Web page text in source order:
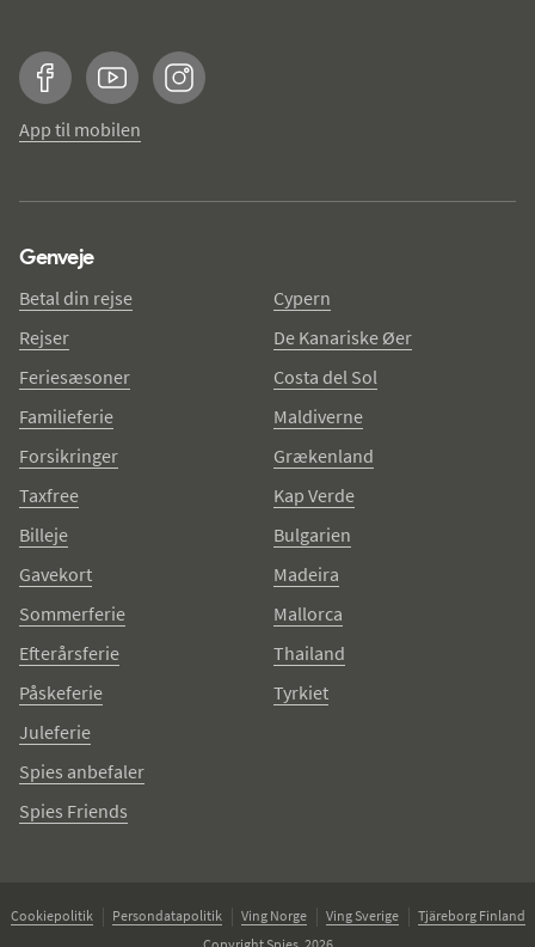
FacebookYouTubeInstagram
App til mobilen
Genveje
Betal din rejse
Rejser
Feriesæsoner
Familieferie
Forsikringer
Taxfree
Billeje
Gavekort
Sommerferie
Efterårsferie
Påskeferie
Juleferie
Spies anbefaler
Spies Friends
Cypern
De Kanariske Øer
Costa del Sol
Maldiverne
Grækenland
Kap Verde
Bulgarien
Madeira
Mallorca
Thailand
Tyrkiet
Cookiepolitik Persondatapolitik Ving Norge Ving Sverige
Tjäreborg Finland